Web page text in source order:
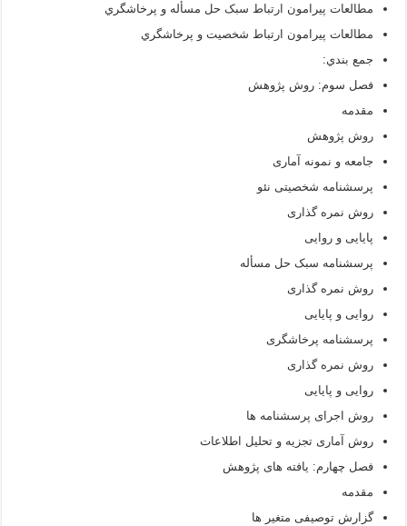
مطالعات پيرامون ارتباط سبک حل مسأله و پرخاشگري
مطالعات پيرامون ارتباط شخصیت و پرخاشگري
جمع بندي:
فصل سوم: روش پژوهش
مقدمه
روش پژوهش
جامعه و نمونه آماری
پرسشنامه شخصیتی نئو
روش نمره گذاری
پایایی و روایی
پرسشنامه سبک حل مسأله
روش نمره گذاری
روایی و پایایی
پرسشنامه پرخاشگری
روش نمره گذاری
روایی و پایایی
روش اجرای پرسشنامه ها
روش آماری تجزیه و تحلیل اطلاعات
فصل چهارم: یافته های پژوهش
مقدمه
گزارش توصیفی متغیر ها